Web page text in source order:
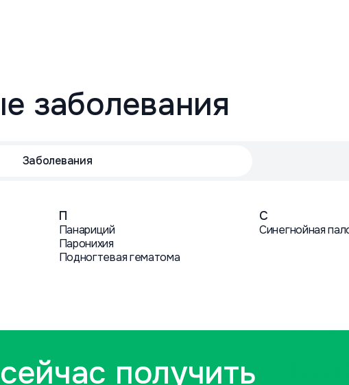
заболевания
Заболевания
П
Панариций
Паронихия
Подногтевая гематома
С
Синегнойная
получить